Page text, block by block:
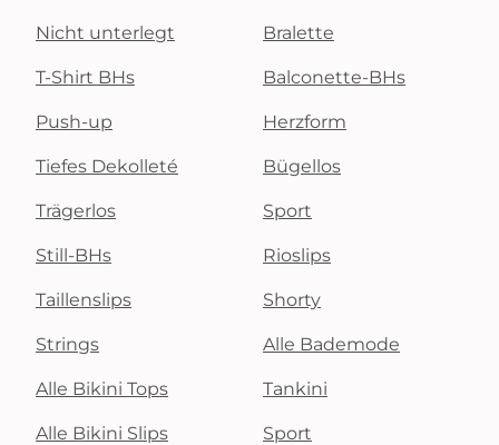
Nicht unterlegt Bralette
T-Shirt BHs Balconette-BHs
Push-up Herzform
Tiefes Dekolleté Bügellos
Trägerlos Sport
Still-BHs Rioslips
Taillenslips Shorty
Strings Alle Bademode
Alle Bikini Tops Tankini
Alle Bikini Slips Sport